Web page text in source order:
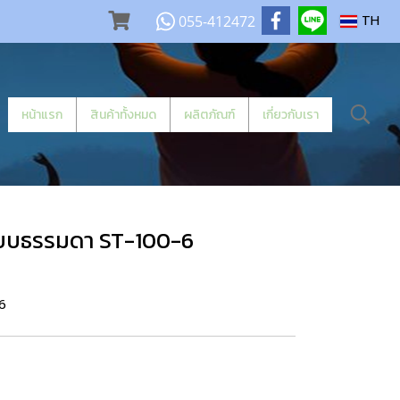
055-412472 TH
หน้าแรก สินค้าทั้งหมด ผลิตภัณฑ์ เกี่ยวกับเรา
ธรรมดา ST-100-6